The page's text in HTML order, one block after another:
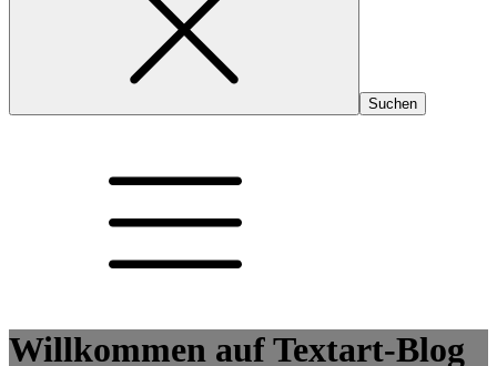
Willkommen auf Textart-Blog